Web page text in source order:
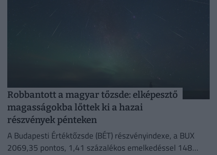
Robbantott a magyar tőzsde: elképesztő
magasságokba lőttek ki a hazai
részvények pénteken
A Budapesti Értéktőzsde (BÉT) részvényindexe, a BUX
2069,35 pontos, 1,41 százalékos emelkedéssel 148